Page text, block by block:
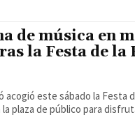
de música en
la Festa de la
acogió este sábado la Festa
plaza de público para